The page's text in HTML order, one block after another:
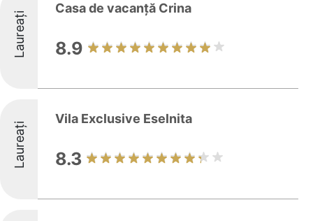
Laureați
Casa de vacanță Crina
8.9
Laureați
Vila Exclusive Eselnita
8.3